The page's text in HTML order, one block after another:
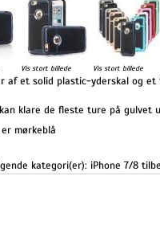
Vis stort billede Vis stort billede
af et solid plastic-yderskal og
klare de fleste ture på gulvet
mørkeblå
kategori(er): iPhone 7/8